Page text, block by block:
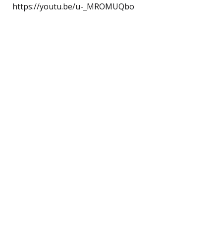
https://youtu.be/u-_MROMUQbo